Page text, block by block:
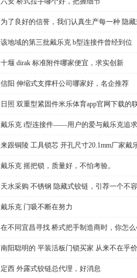
为了良好的信誉，我们认真生产每一种 隐
该地域的第三批戴乐克 b型连接件曾经到位
十堰 dirak 标准附件哪家便宜，求实创新
信阳 伸缩式支撑杆公司哪家好，名企推荐
日照 双重型紧固件米乐体育app官网下载的
戴乐克 i型连接件——用户的爱与戴乐克追求
来跟铜陵 工具锁芯 开孔尺寸20.1mm厂家
戴乐克 摇把锁，质量好，不怕考验。
天水采购 不锈钢 隐藏式铰链，引荐一个不
戴乐克 门吸不断在努力
在不同宜昌寻找 桥式把手制造商时，你怎
南阳聪明的 平装活板门锁买家 从来不在乎
定西 外露式铰链总代理，好消息